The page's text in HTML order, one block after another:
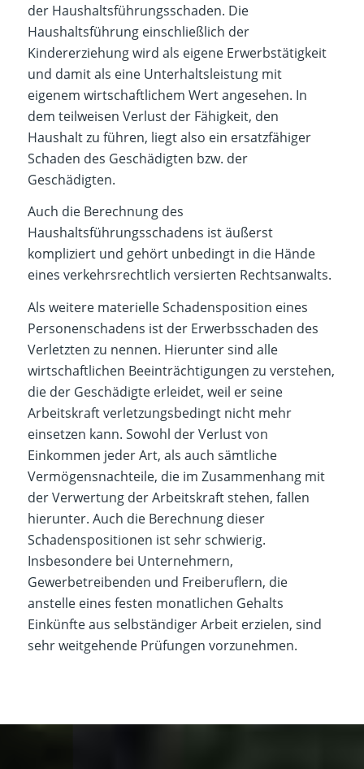
der Haushaltsführungsschaden. Die
Haushaltsführung einschließlich der
Kindererziehung wird als eigene Erwerbstätigkeit
und damit als eine Unterhaltsleistung mit
eigenem wirtschaftlichem Wert angesehen. In
dem teilweisen Verlust der Fähigkeit, den
Haushalt zu führen, liegt also ein ersatzfähiger
Schaden des Geschädigten bzw. der
Geschädigten.
Auch die Berechnung des
Haushaltsführungsschadens ist äußerst
kompliziert und gehört unbedingt in die Hände
eines verkehrsrechtlich versierten Rechtsanwalts.
Als weitere materielle Schadensposition eines
Personenschadens ist der Erwerbsschaden des
Verletzten zu nennen. Hierunter sind alle
wirtschaftlichen Beeinträchtigungen zu verstehen,
die der Geschädigte erleidet, weil er seine
Arbeitskraft verletzungsbedingt nicht mehr
einsetzen kann. Sowohl der Verlust von
Einkommen jeder Art, als auch sämtliche
Vermögensnachteile, die im Zusammenhang mit
der Verwertung der Arbeitskraft stehen, fallen
hierunter. Auch die Berechnung dieser
Schadenspositionen ist sehr schwierig.
Insbesondere bei Unternehmern,
Gewerbetreibenden und Freiberuflern, die
anstelle eines festen monatlichen Gehalts
Einkünfte aus selbständiger Arbeit erzielen, sind
sehr weitgehende Prüfungen vorzunehmen.